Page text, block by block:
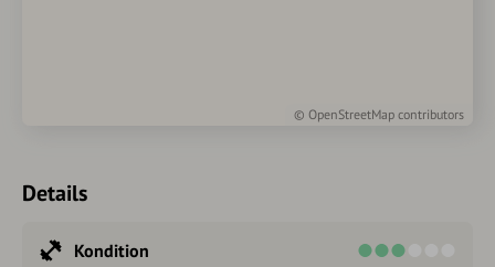
© OpenStreetMap contributors
Details
Kondition